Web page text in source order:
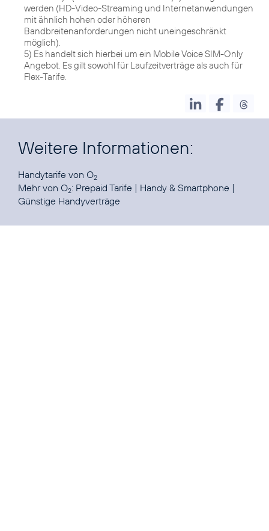
werden (HD-Video-Streaming und Internetanwendungen
mit ähnlich hohen oder höheren
Bandbreitenanforderungen nicht uneingeschränkt
möglich).
5) Es handelt sich hierbei um ein Mobile Voice SIM-Only
Angebot. Es gilt sowohl für Laufzeitverträge als auch für
Flex-Tarife.
Weitere Informationen:
Handytarife von O2
Mehr von O2: Prepaid Tarife | Handy & Smartphone |
Günstige Handyverträge